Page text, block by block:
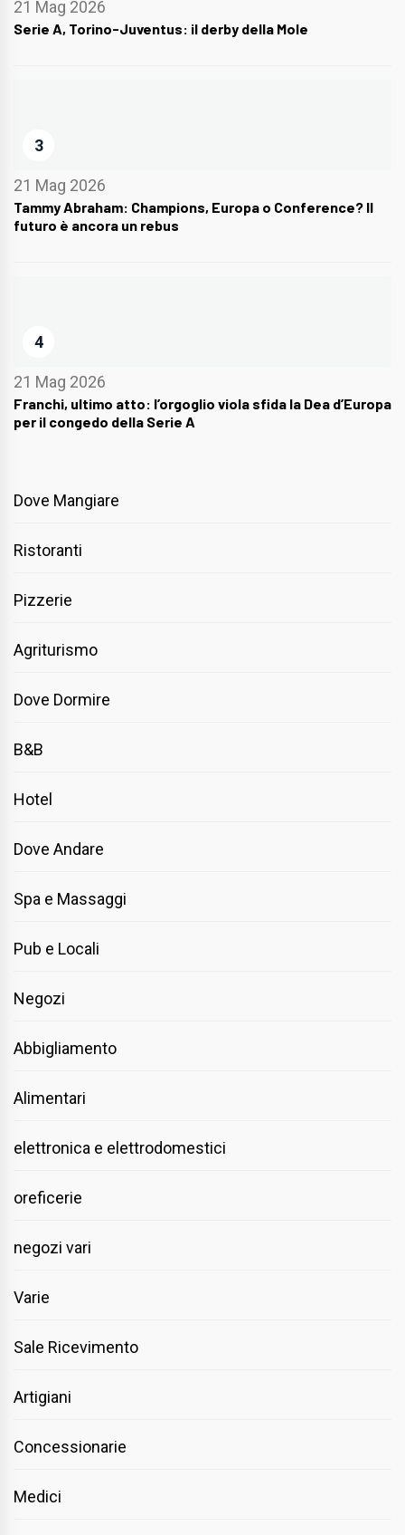
21 Mag 2026
Serie A, Torino-Juventus: il derby della Mole
3
21 Mag 2026
Tammy Abraham: Champions, Europa o Conference? Il
futuro è ancora un rebus
4
21 Mag 2026
Franchi, ultimo atto: l’orgoglio viola sfida la Dea d’Europa
per il congedo della Serie A
Dove Mangiare
Ristoranti
Pizzerie
Agriturismo
Dove Dormire
B&B
Hotel
Dove Andare
Spa e Massaggi
Pub e Locali
Negozi
Abbigliamento
Alimentari
elettronica e elettrodomestici
oreficerie
negozi vari
Varie
Sale Ricevimento
Artigiani
Concessionarie
Medici